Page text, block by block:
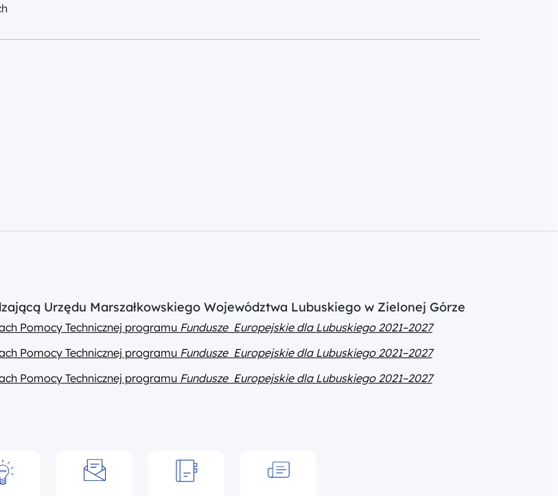
Urzędu Marszałkowskiego Województwa Lubuskiego w Zielonej Górze
Pomocy Technicznej programu Fundusze Europejskie dla Lubuskiego 2021–2027
Pomocy Technicznej programu Fundusze Europejskie dla Lubuskiego 2021–2027
Pomocy Technicznej programu Fundusze Europejskie dla Lubuskiego 2021–2027